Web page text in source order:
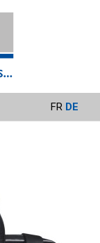
FR DE